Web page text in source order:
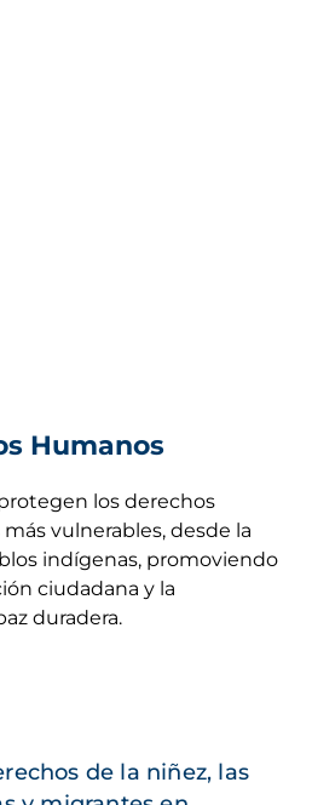
Humanos
los derechos
vulnerables, desde la
indígenas, promoviendo
ciudadana y la
duradera.
de la niñez, las